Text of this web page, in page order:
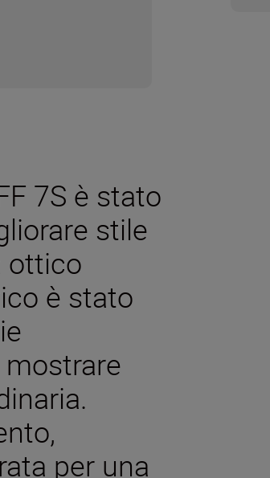
7S è stato
stile
ottico
è stato
mostrare
per una